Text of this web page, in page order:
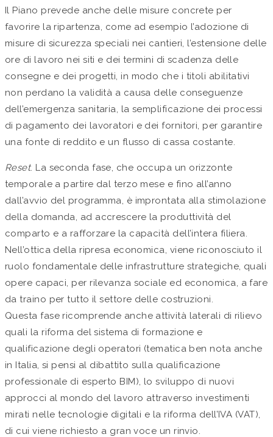
Il Piano prevede anche delle misure concrete per
favorire la ripartenza, come ad esempio l’adozione di
misure di sicurezza speciali nei cantieri, l’estensione delle
ore di lavoro nei siti e dei termini di scadenza delle
consegne e dei progetti, in modo che i titoli abilitativi
non perdano la validità a causa delle conseguenze
dell’emergenza sanitaria, la semplificazione dei processi
di pagamento dei lavoratori e dei fornitori, per garantire
una fonte di reddito e un flusso di cassa costante.
Reset. La seconda fase, che occupa un orizzonte
temporale a partire dal terzo mese e fino all’anno
dall’avvio del programma, è improntata alla stimolazione
della domanda, ad accrescere la produttività del
comparto e a rafforzare la capacità dell’intera filiera.
Nell’ottica della ripresa economica, viene riconosciuto il
ruolo fondamentale delle infrastrutture strategiche, quali
opere capaci, per rilevanza sociale ed economica, a fare
da traino per tutto il settore delle costruzioni.
Questa fase ricomprende anche attività laterali di rilievo
quali la riforma del sistema di formazione e
qualificazione degli operatori (tematica ben nota anche
in Italia, si pensi al dibattito sulla qualificazione
professionale di esperto BIM), lo sviluppo di nuovi
approcci al mondo del lavoro attraverso investimenti
mirati nelle tecnologie digitali e la riforma dell’IVA (VAT),
di cui viene richiesto a gran voce un rinvio.